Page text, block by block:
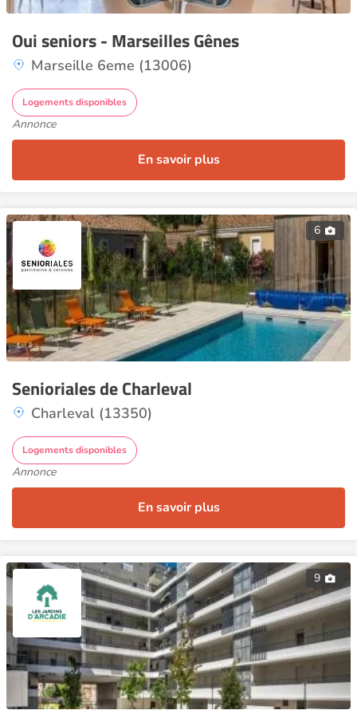
Oui seniors - Marseilles Gênes
Marseille 6eme (13006)
Logements disponibles
Annonce
En savoir plus
6
Senioriales de Charleval
Charleval (13350)
Logements disponibles
Annonce
En savoir plus
9